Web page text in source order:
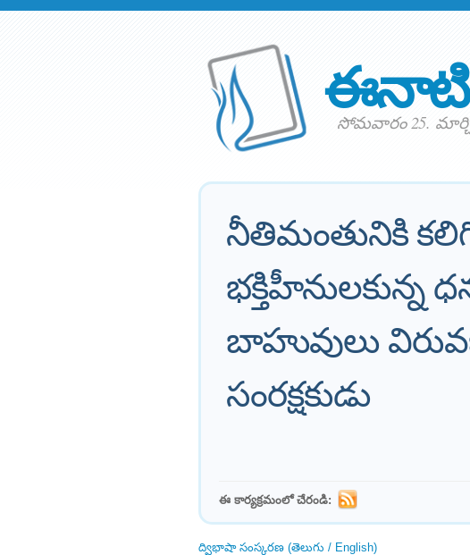
ఈనాటి
సోమవారం 25. మార్చి
నీతిమంతునికి
భక్తిహీనులకున్న
బాహువులు
సంరక్షకుడు
ఈ కార్యక్రమంలో చేరండి:
ద్విభాషా సంస్కరణ (తెలుగు / English)